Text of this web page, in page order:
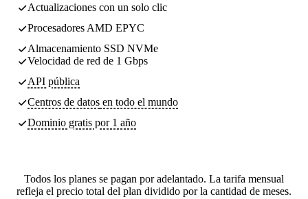
Actualizaciones con un solo clic
Procesadores AMD EPYC
Almacenamiento SSD NVMe
Velocidad de red de 1 Gbps
API pública
Centros de datos en todo el mundo
Dominio gratis por 1 año
Todos los planes se pagan por adelantado. La tarifa mensual
refleja el precio total del plan dividido por la cantidad de meses.